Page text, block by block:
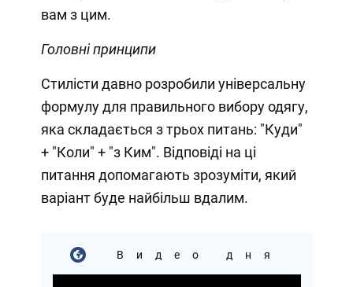
вам з цим.
Головні принципи
Стилісти давно розробили універсальну
формулу для правильного вибору одягу,
яка складається з трьох питань: "Куди"
+ "Коли" + "з Ким". Відповіді на ці
питання допомагають зрозуміти, який
варіант буде найбільш вдалим.
Видео дня